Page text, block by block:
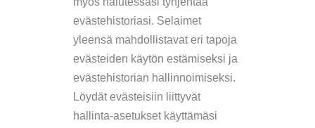
evästehistoriasi. Selaimet
yleensä mahdollistavat eri tapoja
evästeiden käytön estämiseksi ja
evästehistorian hallinnoimiseksi.
Löydät evästeisiin liittyvät
hallinta-asetukset käyttämäsi